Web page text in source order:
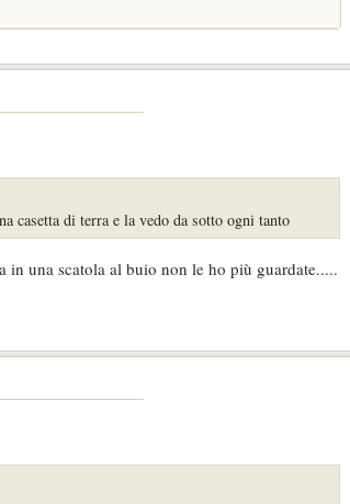
casetta di terra e la vedo da sotto ogni tanto
in una scatola al buio non le ho più guardate.....